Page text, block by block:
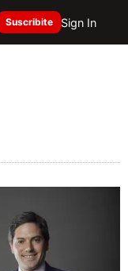
Suscribite Sign In